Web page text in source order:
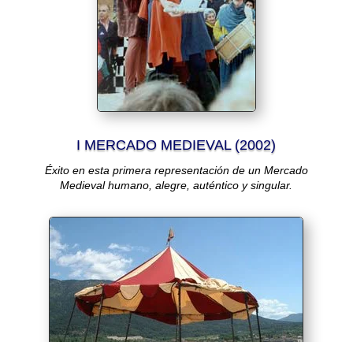
I MERCADO MEDIEVAL (2002)
Éxito en esta primera representación de un Mercado
Medieval humano, alegre, auténtico y singular.